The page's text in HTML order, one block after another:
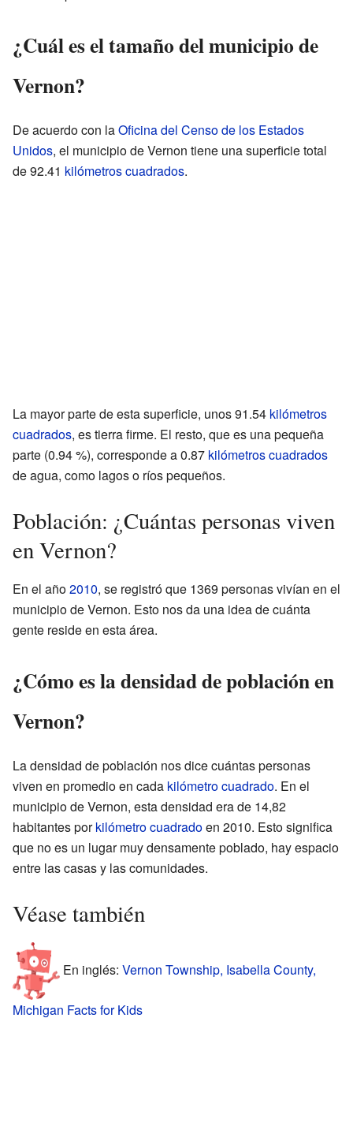
¿Cuál es el tamaño del municipio de
Vernon?
De acuerdo con laOficina del Censo de los Estados
Unidos, el municipio de Vernon tiene una superficie total
de 92.41 kilómetros cuadrados.
La mayor parte de esta superficie, unos 91.54 kilómetros
cuadrados, es tierra firme. El resto, que es una pequeña
parte (0.94 %), corresponde a 0.87 kilómetros cuadrados
de agua, como lagos o ríos pequeños.
Población: ¿Cuántas personas viven
en Vernon?
En el año2010, se registró que 1369 personas vivían en el
municipio de Vernon. Esto nos da una idea de cuánta
gente reside en esta área.
¿Cómo es la densidad de población en
Vernon?
La densidad de población nos dice cuántas personas
viven en promedio en cada kilómetro cuadrado. En el
municipio de Vernon, esta densidad era de 14,82
habitantes porkilómetro cuadradoen 2010. Esto significa
que no es un lugar muy densamente poblado, hay espacio
entre las casas y las comunidades.
Véase también
En inglés: Vernon Township, Isabella County,
Michigan Facts for Kids